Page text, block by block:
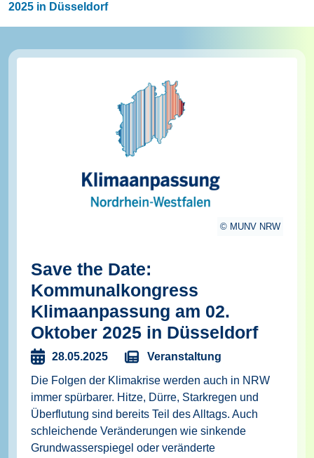
2025 in Düsseldorf
MUNV NRW
Save the Date:
Kommunalkongress
Klimaanpassung am 02.
Oktober 2025 in Düsseldorf
28.05.2025
Veranstaltung
Die Folgen der Klimakrise werden auch in NRW
immer spürbarer. Hitze, Dürre, Starkregen und
Überflutung sind bereits Teil des Alltags. Auch
schleichende Veränderungen wie sinkende
Grundwasserspiegel oder veränderte